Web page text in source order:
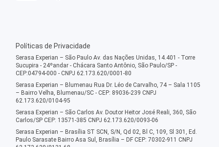
Políticas de Privacidade
Serasa Experian – São Paulo Av. das Nações Unidas, 14.401 - Torre
Sucupira - 24ºandar - Chácara Santo Antônio, São Paulo/SP -
CEP:04794-000 - CNPJ 62.173.620/0001-80
Serasa Experian – Blumenau Rua Dr. Léo de Carvalho, 74 – Sala 1105
– Bairro Velha, Blumenau/SC - CEP: 89036-239 CNPJ
62.173.620/0104-95
Serasa Experian – São Carlos Av. Doutor Heitor José Reali, 360, São
Carlos/SP CEP: 13571-385 CNPJ 62.173.620/0093-06
Serasa Experian – Brasília ST SCN, S/N, Qd 02, Bl C, 109, Sl 301, Ed.
Paulo Sarasate Bairro Asa Sul, Brasília – DF CEP: 70302-911 CNPJ